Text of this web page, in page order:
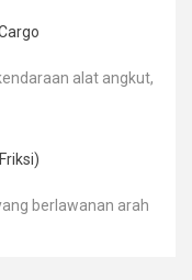
alat angkut,
berlawanan arah